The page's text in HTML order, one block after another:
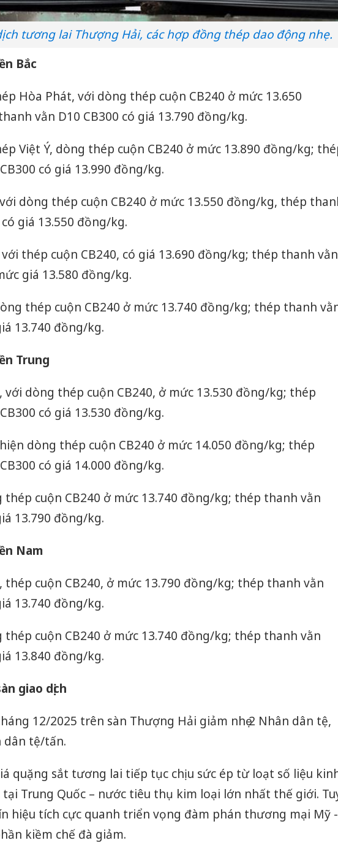
tương lai Thượng Hải, các hợp đồng thép dao động nhẹ.
Bắc
Hòa Phát, với dòng thép cuộn CB240 ở mức 13.650
vằn D10 CB300 có giá 13.790 đồng/kg.
Việt Ý, dòng thép cuộn CB240 ở mức 13.890 đồng/kg;
có giá 13.990 đồng/kg.
dòng thép cuộn CB240 ở mức 13.550 đồng/kg, thép
giá 13.550 đồng/kg.
thép cuộn CB240, có giá 13.690 đồng/kg; thép thanh vằn
giá 13.580 đồng/kg.
thép cuộn CB240 ở mức 13.740 đồng/kg; thép thanh
13.740 đồng/kg.
Trung
với dòng thép cuộn CB240, ở mức 13.530 đồng/kg; thép
có giá 13.530 đồng/kg.
dòng thép cuộn CB240 ở mức 14.050 đồng/kg; thép
có giá 14.000 đồng/kg.
thép cuộn CB240 ở mức 13.740 đồng/kg; thép thanh vằn
13.790 đồng/kg.
Nam
thép cuộn CB240, ở mức 13.790 đồng/kg; thép thanh vằn
13.740 đồng/kg.
thép cuộn CB240 ở mức 13.740 đồng/kg; thép thanh vằn
13.840 đồng/kg.
giao dịch
12/2025 trên sàn Thượng Hải giảm nhẹ 2 Nhân dân tệ,
dân tệ/tấn.
quặng sắt tương lai tiếp tục chịu sức ép từ loạt số liệu
Trung Quốc – nước tiêu thụ kim loại lớn nhất thế giới.
hiệu tích cực quanh triển vọng đàm phán thương mại Mỹ -
kiềm chế đà giảm.